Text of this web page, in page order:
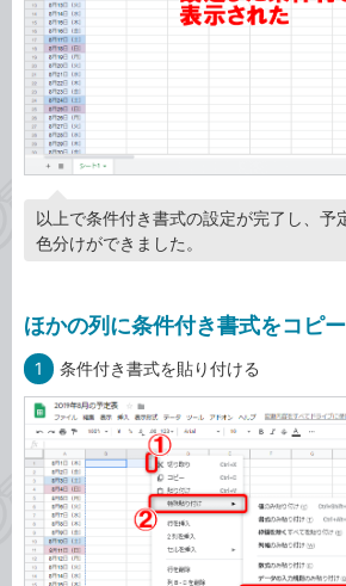
以上で条件付き書式の設定が完了し、予
色分けができました。
ほかの列に条件付き書式をコピ
1 条件付き書式を貼り付ける